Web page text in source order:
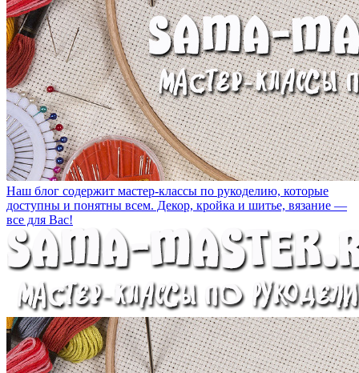
Наш блог содержит мастер-классы по рукоделию, которые
доступны и понятны всем. Декор, кройка и шитье, вязание —
все для Вас!